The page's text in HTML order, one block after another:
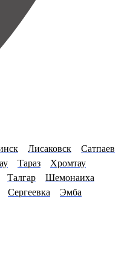
Лисаковск
Сатпаев
Тараз
Хромтау
Талгар
Шемонаиха
Сергеевка Эмба